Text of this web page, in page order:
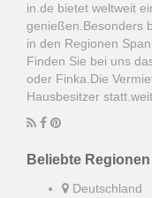
in.de bietet weltweit
genießen.Besonders
in den Regionen
Finden Sie bei uns
oder Finka.Die
Hausbesitzer statt.
Beliebte Regionen
Deutschland